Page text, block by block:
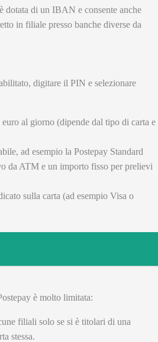
dotata di un IBAN e consente anche
in filiale presso banche diverse da
digitare il PIN e selezionare
al giorno (dipende dal tipo di carta e
ad esempio la Postepay Standard
da ATM e un importo fisso per prelievi
sulla carta (ad esempio Visa o
è molto limitata:
filiali solo se si è titolari di una
stessa.